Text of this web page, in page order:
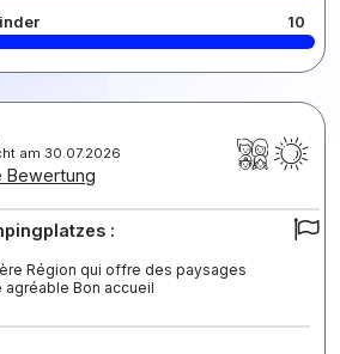
10
am 30.07.2026
Bewertung
:
Région qui offre des paysages
Bon accueil